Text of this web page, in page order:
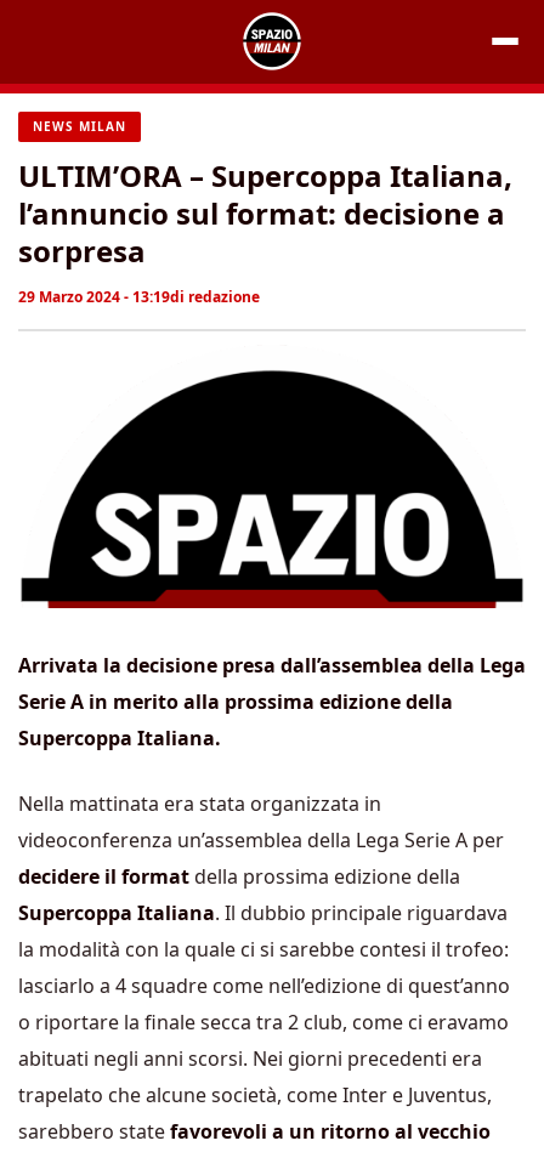
contenuto
NEWS MILAN
ULTIM’ORA – Supercoppa Italiana,
l’annuncio sul format: decisione a
sorpresa
29 Marzo 2024 - 13:19di redazione
Arrivata la decisione presa dall’assemblea della Lega
Serie A in merito alla prossima edizione della
Supercoppa Italiana.
Nella mattinata era stata organizzata in
videoconferenza un’assemblea della Lega Serie A per
decidere il formatdella prossima edizione della
Supercoppa Italiana. Il dubbio principale riguardava
la modalità con la quale ci si sarebbe contesi il trofeo:
lasciarlo a 4 squadre come nell’edizione di quest’anno
o riportare la finale secca tra 2 club, come ci eravamo
abituati negli anni scorsi. Nei giorni precedenti era
trapelato che alcune società, come Inter e Juventus,
sarebbero statefavorevoli a un ritorno al vecchio